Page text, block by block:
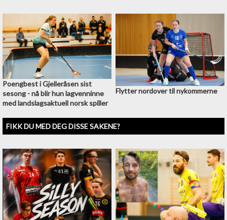
Poengbest i Gjelleråsen sist
sesong - nå blir hun lagvenninne
med landslagsaktuell norsk spiller
Flytter nordover til nykommerne
FIKK DU MED DEG DISSE SAKENE?